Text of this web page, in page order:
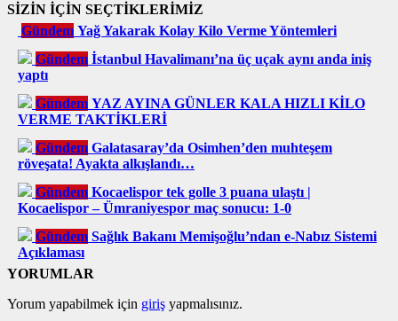
SİZİN İÇİN SEÇTİKLERİMİZ
Gündem Yağ Yakarak Kolay Kilo Verme Yöntemleri
Gündem İstanbul Havalimanı’na üç uçak aynı anda iniş
yaptı
Gündem YAZ AYINA GÜNLER KALA HIZLI KİLO
VERME TAKTİKLERİ
Gündem Galatasaray’da Osimhen’den muhteşem
röveşata! Ayakta alkışlandı…
Gündem Kocaelispor tek golle 3 puana ulaştı |
Kocaelispor – Ümraniyespor maç sonucu: 1-0
Gündem Sağlık Bakanı Memişoğlu’ndan e-Nabız Sistemi
Açıklaması
YORUMLAR
Yorum yapabilmek için giriş yapmalısınız.